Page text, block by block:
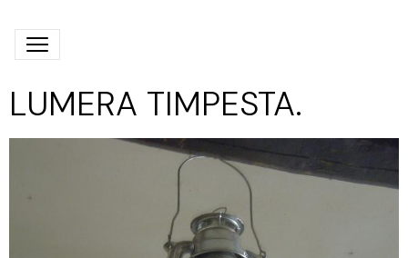
LUMERA TIMPESTA.